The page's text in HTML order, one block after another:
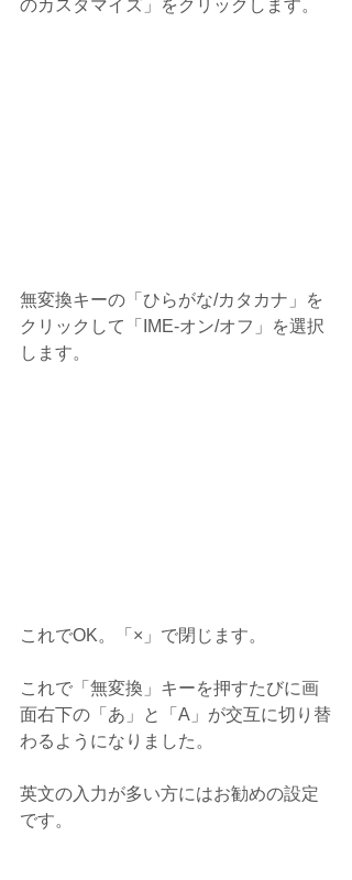
のカスタマイズ」をクリックします。
無変換キーの「ひらがな/カタカナ」を
クリックして「IME-オン/オフ」を選択
します。
これでOK。「×」で閉じます。
これで「無変換」キーを押すたびに画
面右下の「あ」と「A」が交互に切り替
わるようになりました。
英文の入力が多い方にはお勧めの設定
です。